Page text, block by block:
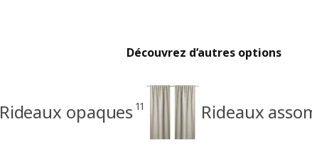
Découvrez d’autres options
Rideaux opaques 11 Rideaux